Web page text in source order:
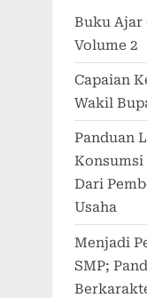
Buku Ajar
Volume 2
Capaian
Wakil
Panduan
Konsumsi
Dari
Usaha
Menjadi
SMP;